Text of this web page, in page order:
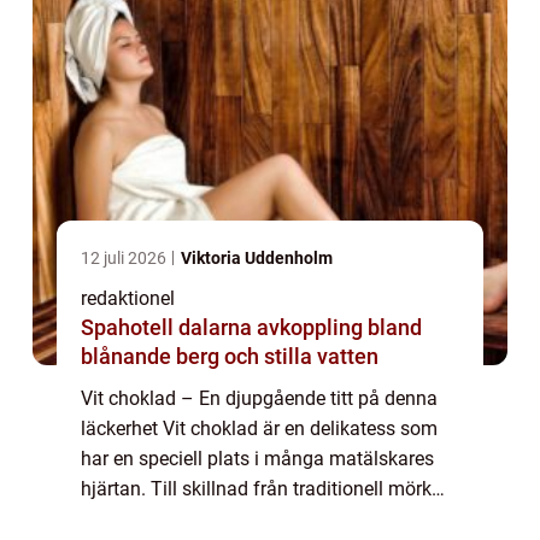
12 juli 2026 Viktoria Uddenholm
redaktionel
Spahotell dalarna avkoppling bland
blånande berg och stilla vatten
Vit choklad – En djupgående titt på denna
läckerhet Vit choklad är en delikatess som
har en speciell plats i många matälskares
hjärtan. Till skillnad från traditionell mörk